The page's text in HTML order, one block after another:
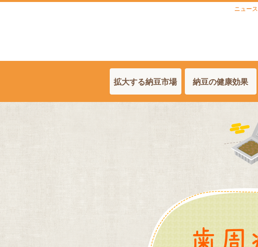
ニュース
拡大する納豆市場 納豆の健康効果